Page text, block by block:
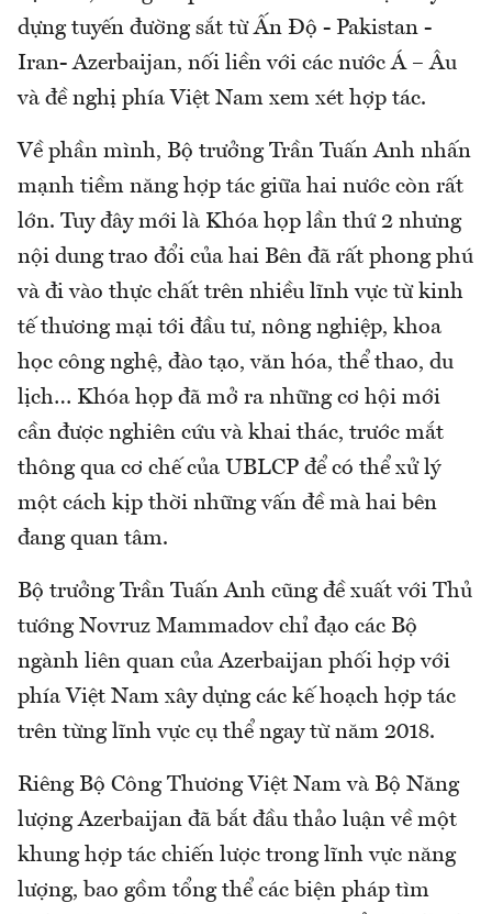
dựng tuyến đường sắt từ Ấn Độ - Pakistan -
Iran- Azerbaijan, nối liền với các nước Á – Âu
và đề nghị phía Việt Nam xem xét hợp tác.
Về phần mình, Bộ trưởng Trần Tuấn Anh nhấn
mạnh tiềm năng hợp tác giữa hai nước còn rất
lớn. Tuy đây mới là Khóa họp lần thứ 2 nhưng
nội dung trao đổi của hai Bên đã rất phong phú
và đi vào thực chất trên nhiều lĩnh vực từ kinh
tế thương mại tới đầu tư, nông nghiệp, khoa
học công nghệ, đào tạo, văn hóa, thể thao, du
lịch… Khóa họp đã mở ra những cơ hội mới
cần được nghiên cứu và khai thác, trước mắt
thông qua cơ chế của UBLCP để có thể xử lý
một cách kịp thời những vấn đề mà hai bên
đang quan tâm.
Bộ trưởng Trần Tuấn Anh cũng đề xuất với Thủ
tướng Novruz Mammadov chỉ đạo các Bộ
ngành liên quan của Azerbaijan phối hợp với
phía Việt Nam xây dựng các kế hoạch hợp tác
trên từng lĩnh vực cụ thể ngay từ năm 2018.
Riêng Bộ Công Thương Việt Nam và Bộ Năng
lượng Azerbaijan đã bắt đầu thảo luận về một
khung hợp tác chiến lược trong lĩnh vực năng
lượng, bao gồm tổng thể các biện pháp tìm